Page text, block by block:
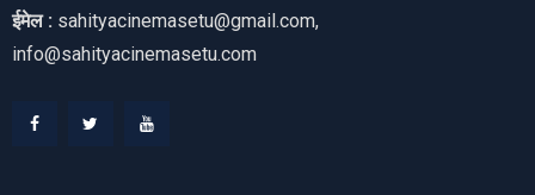
ईमेल : sahityacinemasetu@gmail.com,
info@sahityacinemasetu.com